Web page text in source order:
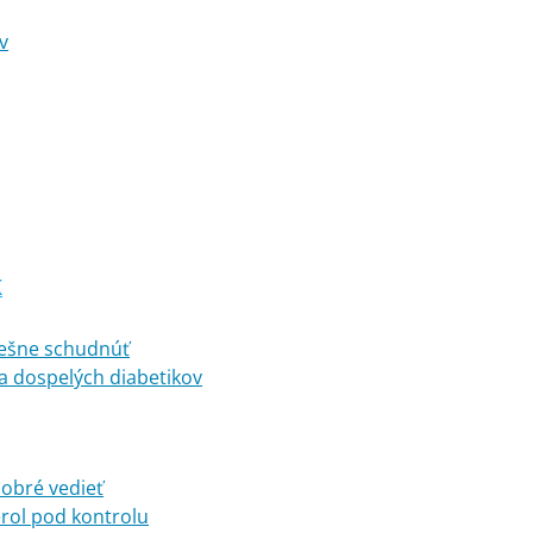
schudnúť
dospelých diabetikov
vedieť
pod kontrolu